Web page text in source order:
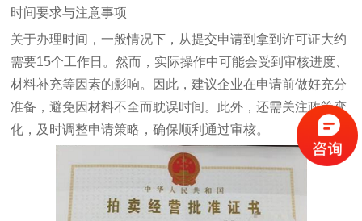
时间要求与注意事项
关于办理时间，一般情况下，从提交申请到拿到许可证大约
需要15个工作日。然而，实际操作中可能会受到审核进度、
材料补充等因素的影响。因此，建议企业在申请前做好充分
准备，避免因材料不全而耽误时间。此外，还需关注政策变
化，及时调整申请策略，确保顺利通过审核。